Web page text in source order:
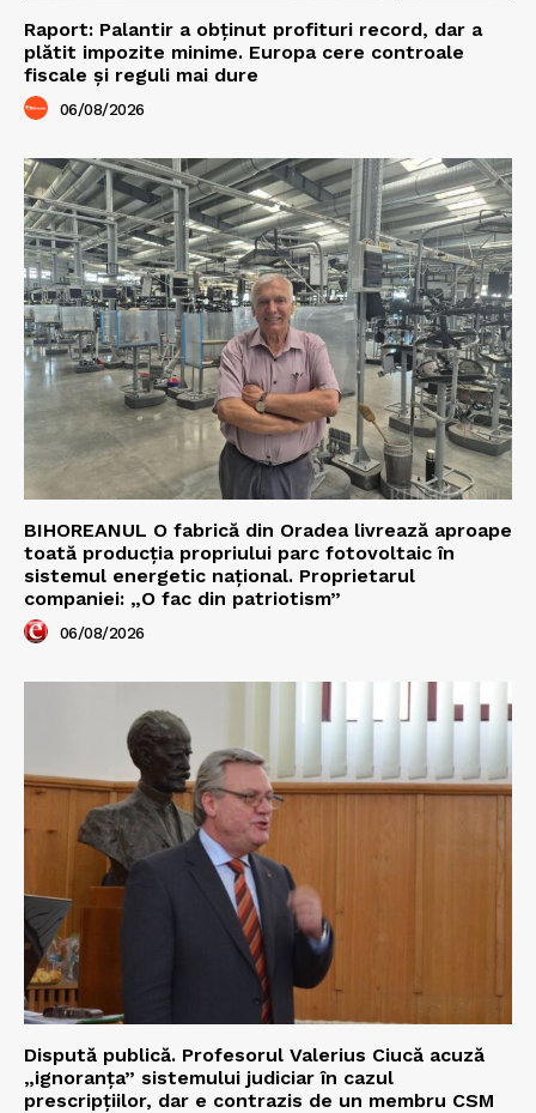
Raport: Palantir a obținut profituri record, dar a
plătit impozite minime. Europa cere controale
fiscale și reguli mai dure
06/08/2026
BIHOREANUL O fabrică din Oradea livrează aproape
toată producția propriului parc fotovoltaic în
sistemul energetic național. Proprietarul
companiei: „O fac din patriotism”
06/08/2026
Dispută publică. Profesorul Valerius Ciucă acuză
„ignoranța” sistemului judiciar în cazul
prescripțiilor, dar e contrazis de un membru CSM